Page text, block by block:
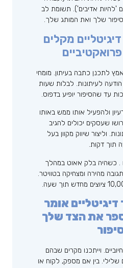
'להיות אדיבים'). תשומת לב
שלך ואת המותג שלך.
דיגיטליים מקלים
לתכנן כתבה בעיתון. מומחי
הודעה לעיתונות. לבלות שעות
עד שהסיפור יופיע בדפוס.
ולהפעיל אותו ממש באותו
שעסקים יכולים להגיב
וליצור שיווק מקוון בעל
תוך דקות.
. כשהיה בלק אאוט במהלך
מהירה ומצחיקה בטוויטר.
דיגיטליים אומר
את הצד שלך
וייתכנו מקרים שבהם
בין אם מספק, לקוח או